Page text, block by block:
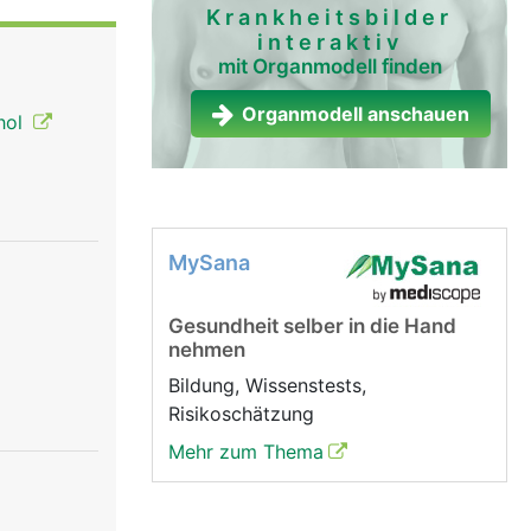
mittels
ein
wird
Krankheitsbilder
interaktiv
mit Organmodell finden
Organmodell anschauen
MySana
Gesundheit selber in die Hand
nehmen
Bildung, Wissenstests,
Risikoschätzung
Mehr zum Thema